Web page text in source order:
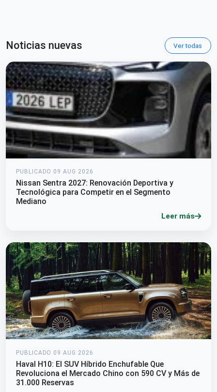
Noticias nuevas Ver todas
PUBLICADO 09 AUG 2026
Nissan Sentra 2027: Renovación Deportiva y
Tecnológica para Competir en el Segmento
Mediano
Leer más
PUBLICADO 09 AUG 2026
Haval H10: El SUV Híbrido Enchufable Que
Revoluciona el Mercado Chino con 590 CV y Más de
31.000 Reservas